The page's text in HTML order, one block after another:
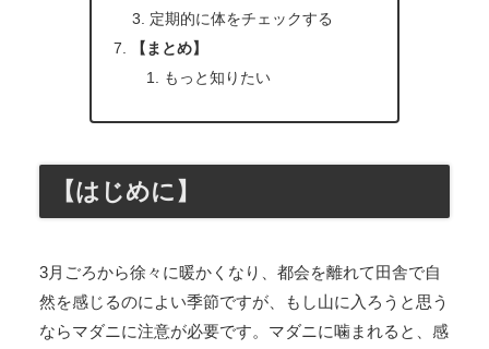
定期的に体をチェックする
【まとめ】
もっと知りたい
【はじめに】
3月ごろから徐々に暖かくなり、都会を離れて田舎で自
然を感じるのによい季節ですが、もし山に入ろうと思う
ならマダニに注意が必要です。マダニに噛まれると、感